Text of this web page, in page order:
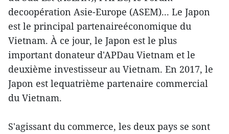
decoopération Asie-Europe (ASEM)... Le Japon
est le principal partenaireéconomique du
Vietnam. À ce jour, le Japon est le plus
important donateur d'APDau Vietnam et le
deuxième investisseur au Vietnam. En 2017, le
Japon est lequatrième partenaire commercial
du Vietnam.
S'agissant du commerce, les deux pays se sont